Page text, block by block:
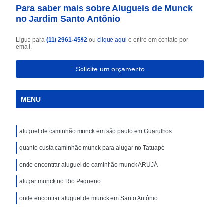
Para saber mais sobre Alugueis de Munck
no Jardim Santo Antônio
Ligue para(11) 2961-4592ouclique aqui e entre em contato por
email.
Solicite um orçamento
MENU
aluguel de caminhão munck em são paulo em Guarulhos
quanto custa caminhão munck para alugar no Tatuapé
onde encontrar aluguel de caminhão munck ARUJÁ
alugar munck no Rio Pequeno
onde encontrar aluguel de munck em Santo Antônio